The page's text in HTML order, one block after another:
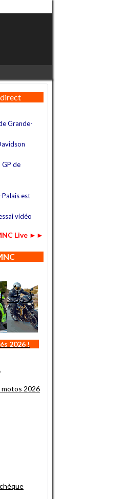
Grande-
GP de
est
vidéo
Live ►►
2026 !
2026